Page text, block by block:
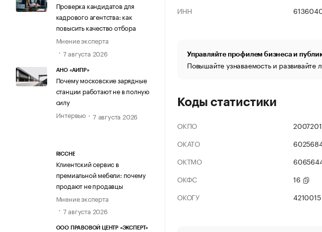
Проверка кандидатов для
кадрового агентства: как
повысить качество отбора
Мнение эксперта
7 августа 2026
АНО «АИПР»
Почему московские зарядные
станции работают не в полную
силу
Интервью
7 августа 2026
RICCHE
Клиентский сервис в
премиальной мебели: почему
продают не продавцы
Мнение эксперта
7 августа 2026
ООО ПРАВОВОЙ ЦЕНТР «ЭКСПЕРТ»
ИНН
Управляйте профилем бизнеса и
Повышайте узнаваемость и развивайте
Коды статистики
ОКПО
ОКАТО
ОКТМО
ОКФС
16
ОКОГУ
4210015